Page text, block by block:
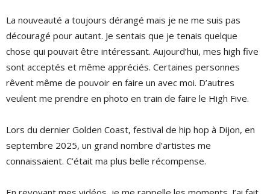
La nouveauté a toujours dérangé mais je ne me suis pas
découragé pour autant. Je sentais que je tenais quelque
chose qui pouvait être intéressant. Aujourd’hui, mes high five
sont acceptés et même appréciés. Certaines personnes
rêvent même de pouvoir en faire un avec moi. D’autres
veulent me prendre en photo en train de faire le High Five.
Lors du dernier Golden Coast, festival de hip hop à Dijon, en
septembre 2025, un grand nombre d’artistes me
connaissaient. C’était ma plus belle récompense.